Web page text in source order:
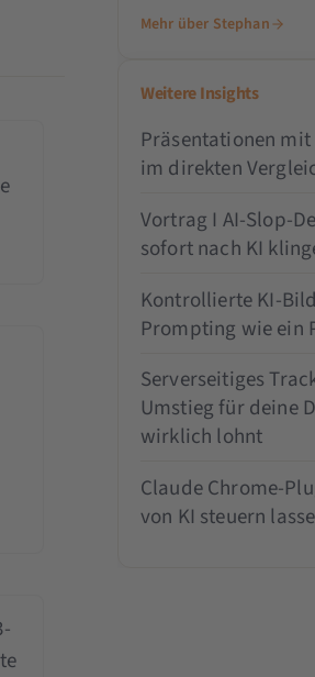
Mehr über Stephan
Weitere Insights
Präsentationen mit
im direkten
Vortrag I AI-Slop-
sofort nach KI
Kontrollierte KI-
Prompting wie ein
Serverseitiges
Umstieg für deine
wirklich lohnt
Claude Chrome-
von KI steuern